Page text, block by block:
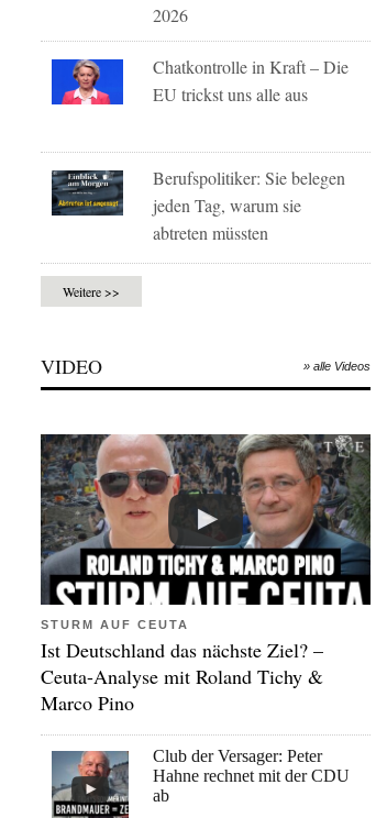
2026
Chatkontrolle in Kraft – Die
EU trickst uns alle aus
Berufspolitiker: Sie belegen
jeden Tag, warum sie
abtreten müssten
Weitere >>
VIDEO » alle Videos
STURM AUF CEUTA
Ist Deutschland das nächste Ziel? –
Ceuta-Analyse mit Roland Tichy &
Marco Pino
Club der Versager: Peter
Hahne rechnet mit der CDU
ab